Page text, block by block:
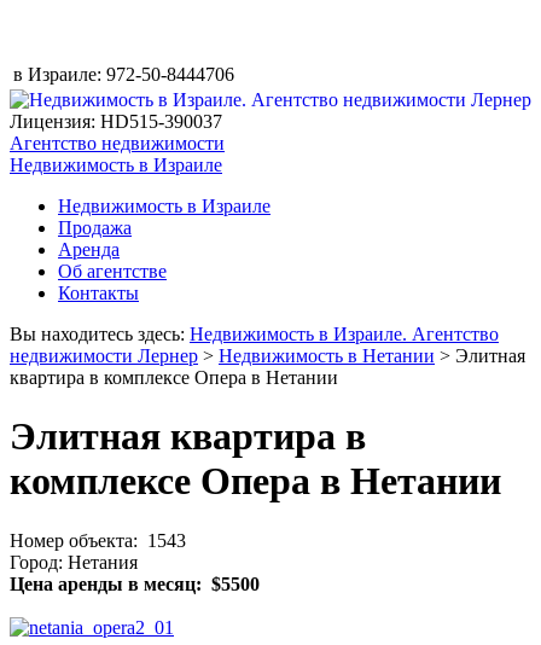
в Израиле: 972-50-8444706
Лицензия: HD515-390037
Агентство недвижимости
Недвижимость в Израиле
Недвижимость в Израиле
Продажа
Аренда
Об агентстве
Контакты
Вы находитесь здесь: Недвижимость в Израиле. Агентство
недвижимости Лернер > Недвижимость в Нетании > Элитная
квартира в комплексе Опера в Нетании
Элитная квартира в
комплексе Опера в Нетании
Номер объекта: 1543
Город: Нетания
Цена аренды в месяц: $5500